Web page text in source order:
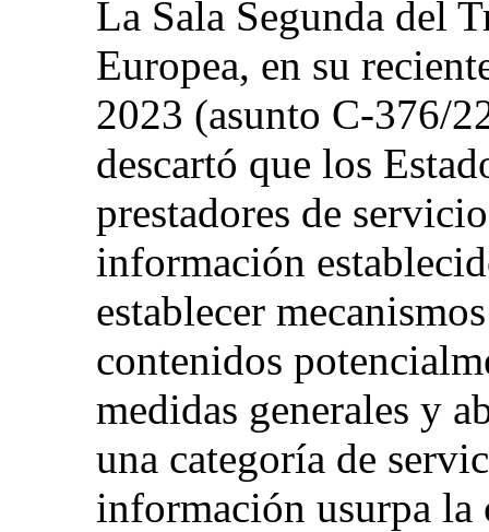
La Sala Segunda del
Europea, en su
2023 (asunto C-376/
descartó que los
prestadores de
información
establecer
contenidos
medidas generales y
una categoría de
información usurpa la